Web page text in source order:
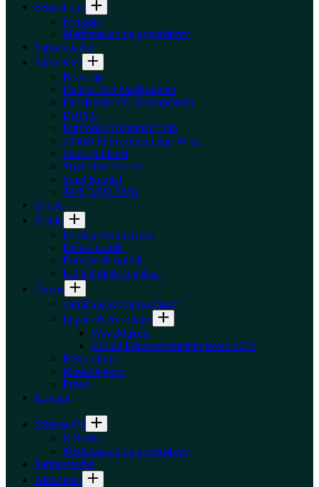
Seneste nyt
Nyheder
Medlemskab og nyhedsbrev
Partnerskaber
Aktiviteter
Boost up
Danske Blå Iværksættere
Det danske EU-formandskab
DRIVE
European-Ukrainian Hub
Global Entrepreneurship Week
StartUp Planet
Styrk dine styrker
Sund Kapital
Tech BBQ 2026
Events
Politik
Iværksætteranalysen
Dansk politik
Europæisk politik
EU’s digitale regelsæt
Om os
Om Danske Iværksættere
Impact & Resultater
WaveMakers
Global Entrepreneurship Week 2024
Bestyrelsen
Medarbejdere
Presse
Kontakt
Seneste nyt
Nyheder
Medlemskab og nyhedsbrev
Partnerskaber
Aktiviteter